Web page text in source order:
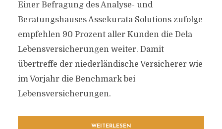
Einer Befragung des Analyse- und
Beratungshauses Assekurata Solutions zufolge
empfehlen 90 Prozent aller Kunden die Dela
Lebensversicherungen weiter. Damit
übertreffe der niederländische Versicherer wie
im Vorjahr die Benchmark bei
Lebensversicherungen.
WEITERLESEN